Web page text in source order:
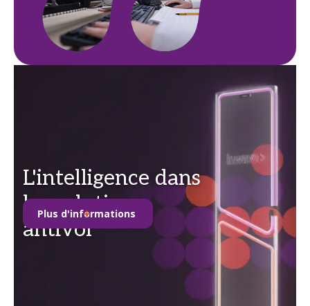
L'intelligence dans
les solutions
antivol
Plus d'informations